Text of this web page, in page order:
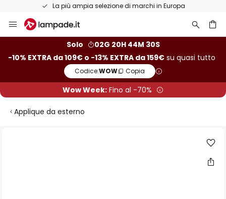
La più ampia selezione di marchi in Europa
Salta
al
Solo
02G 20H 44M 30S
-10% EXTRA da 109€ o -13% EXTRA da 159€ su quasi tutto
Codice:WOW Copia
Wow Week: Fino al -70%
Applique da esterno